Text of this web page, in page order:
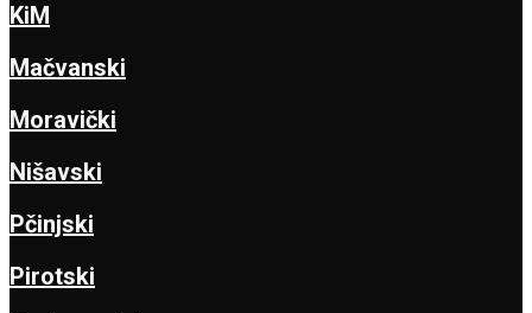
KiM
Mačvanski
Moravički
Nišavski
Pčinjski
Pirotski